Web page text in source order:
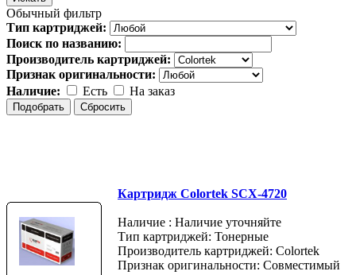
Обычный фильтр
Тип картриджей:
Поиск по названию:
Производитель картриджей:
Признак оригинальности:
Наличие:
Есть На заказ
Картридж Colortek SCX-4720
Наличие : Наличие уточняйте
Тип картриджей: Тонерные
Производитель картриджей: Colortek
Признак оригинальности: Совместимый